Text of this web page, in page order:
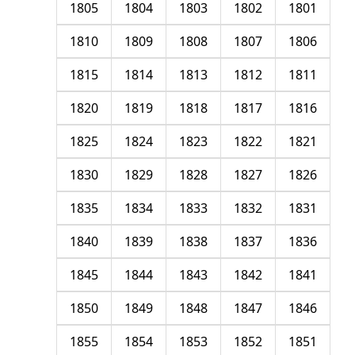
1801
1802
1803
1804
1805
1806
1807
1808
1809
1810
1811
1812
1813
1814
1815
1816
1817
1818
1819
1820
1821
1822
1823
1824
1825
1826
1827
1828
1829
1830
1831
1832
1833
1834
1835
1836
1837
1838
1839
1840
1841
1842
1843
1844
1845
1846
1847
1848
1849
1850
1851
1852
1853
1854
1855